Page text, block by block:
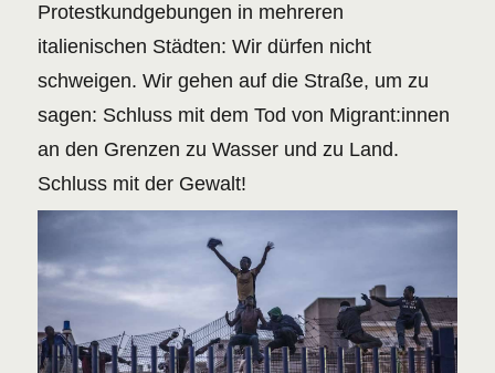
Protestkundgebungen in mehreren
italienischen Städten: Wir dürfen nicht
schweigen. Wir gehen auf die Straße, um zu
sagen: Schluss mit dem Tod von Migrant:innen
an den Grenzen zu Wasser und zu Land.
Schluss mit der Gewalt!